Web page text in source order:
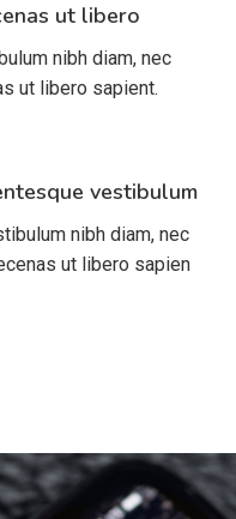
ut libero
nibh diam, nec
ut libero sapient.
vestibulum
nibh diam, nec
ut libero sapien